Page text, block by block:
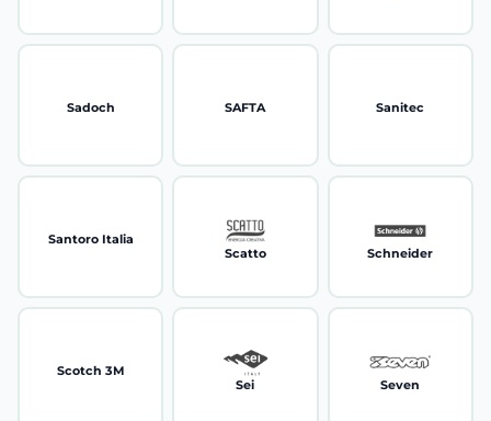
Sadoch SAFTA Sanitec
Santoro Italia
Scatto
Schneider
Scotch 3M
Sei
Seven